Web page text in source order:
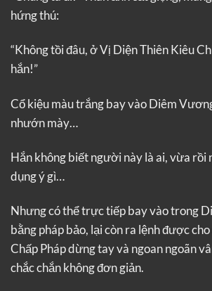
hứng thú:
“Không tồi đâu, ở Vị Diện Thiên Kiêu
hắn!”
Cổ kiệu màu trắng bay vào Diêm
nhướn mày…
Hắn không biết người này là ai, vừa rồi
dụng ý gì…
Nhưng có thể trực tiếp bay vào trong
bằng pháp bảo, lại còn ra lệnh được
Chấp Pháp dừng tay và ngoan ngoãn
chắc chắn không đơn giản.